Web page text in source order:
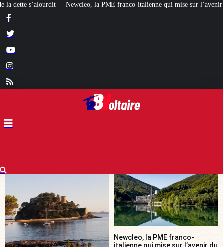
franco-italienne qui mise sur l’avenir du « mini nucléaire » Face aux
Newcleo, la PME franco-
italienne qui mise sur l’avenir du